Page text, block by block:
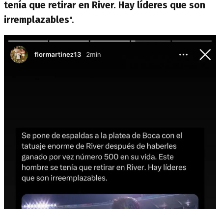
tenía que retirar en River. Hay líderes que son
irremplazables".